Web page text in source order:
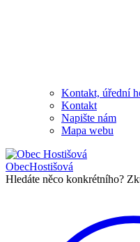
Kontakt, úřední
Kontakt
Napište nám
Mapa webu
ObecHostišová
Hledáte něco konkrétního?